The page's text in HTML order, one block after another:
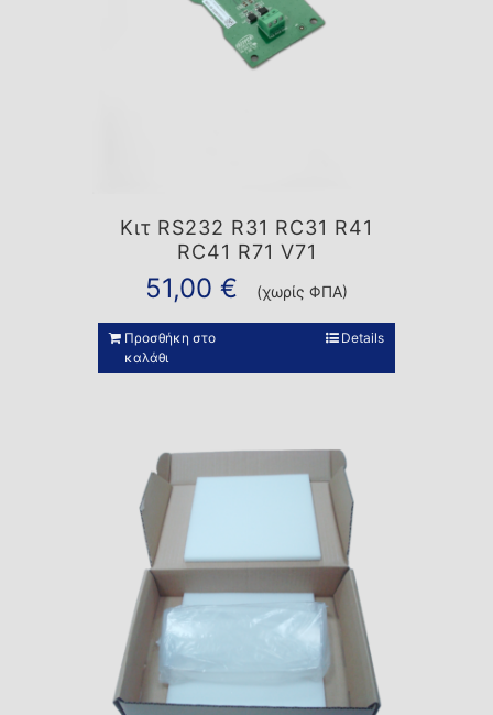
Κιτ RS232 R31 RC31 R41
RC41 R71 V71
51,00 € (χωρίς ΦΠΑ)
Προσθήκη στο
καλάθι
Details